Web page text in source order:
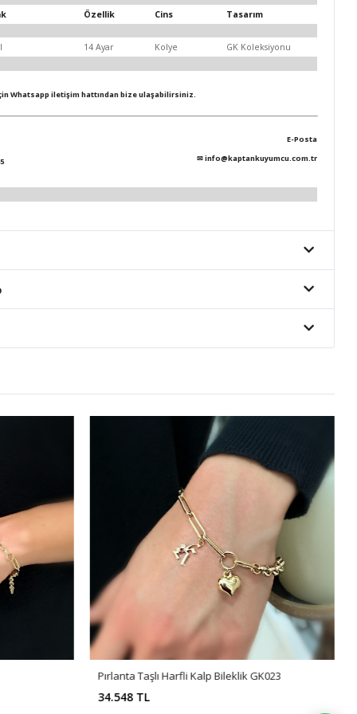
Özellik Cins Tasarım
14 Ayar Kolye GK Koleksiyonu
Whatsapp iletişim hattından bize ulaşabilirsiniz.
E-Posta
✉info@kaptankuyumcu.com.tr
Pırlanta Taşlı Harfli Kalp Bileklik GK023
34.548 TL